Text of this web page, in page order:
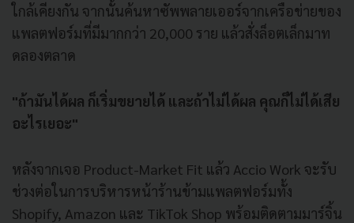
ใกล้เคียงกัน จากนั้นค้นหาซัพพลายเออร์จากเครือข่ายของ
แพลตฟอร์มที่มีมากกว่า 20,000 ราย แล้วสั่งล็อตเล็กมาท
ดลองตลาด
"ถ้ามันได้ผล ก็เริ่มขยายได้ และถ้าไม่ได้ผล คุณก็ไม่ได้เสีย
อะไรเยอะ"
หลังจากเจอ Product-Market Fit แล้ว Accio Work จะรับ
ช่วงต่อในการบริหารหน้าร้านข้ามแพลตฟอร์มทั้ง
Shopify, Amazon และ TikTok Shop พร้อมติดตามมาร์จิ้น